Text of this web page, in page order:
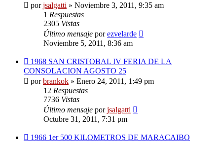
porjsalgatti » Noviembre 3, 2011, 9:35 am
1 Respuestas
2305 Vistas
Último mensaje porezvelarde
Noviembre 5, 2011, 8:36 am
1968 SAN CRISTOBAL IV FERIA DE LA
CONSOLACION AGOSTO 25
porbrankok » Enero 24, 2011, 1:49 pm
12 Respuestas
7736 Vistas
Último mensaje porjsalgatti
Octubre 31, 2011, 7:31 pm
1966 1er 500 KILOMETROS DE MARACAIBO